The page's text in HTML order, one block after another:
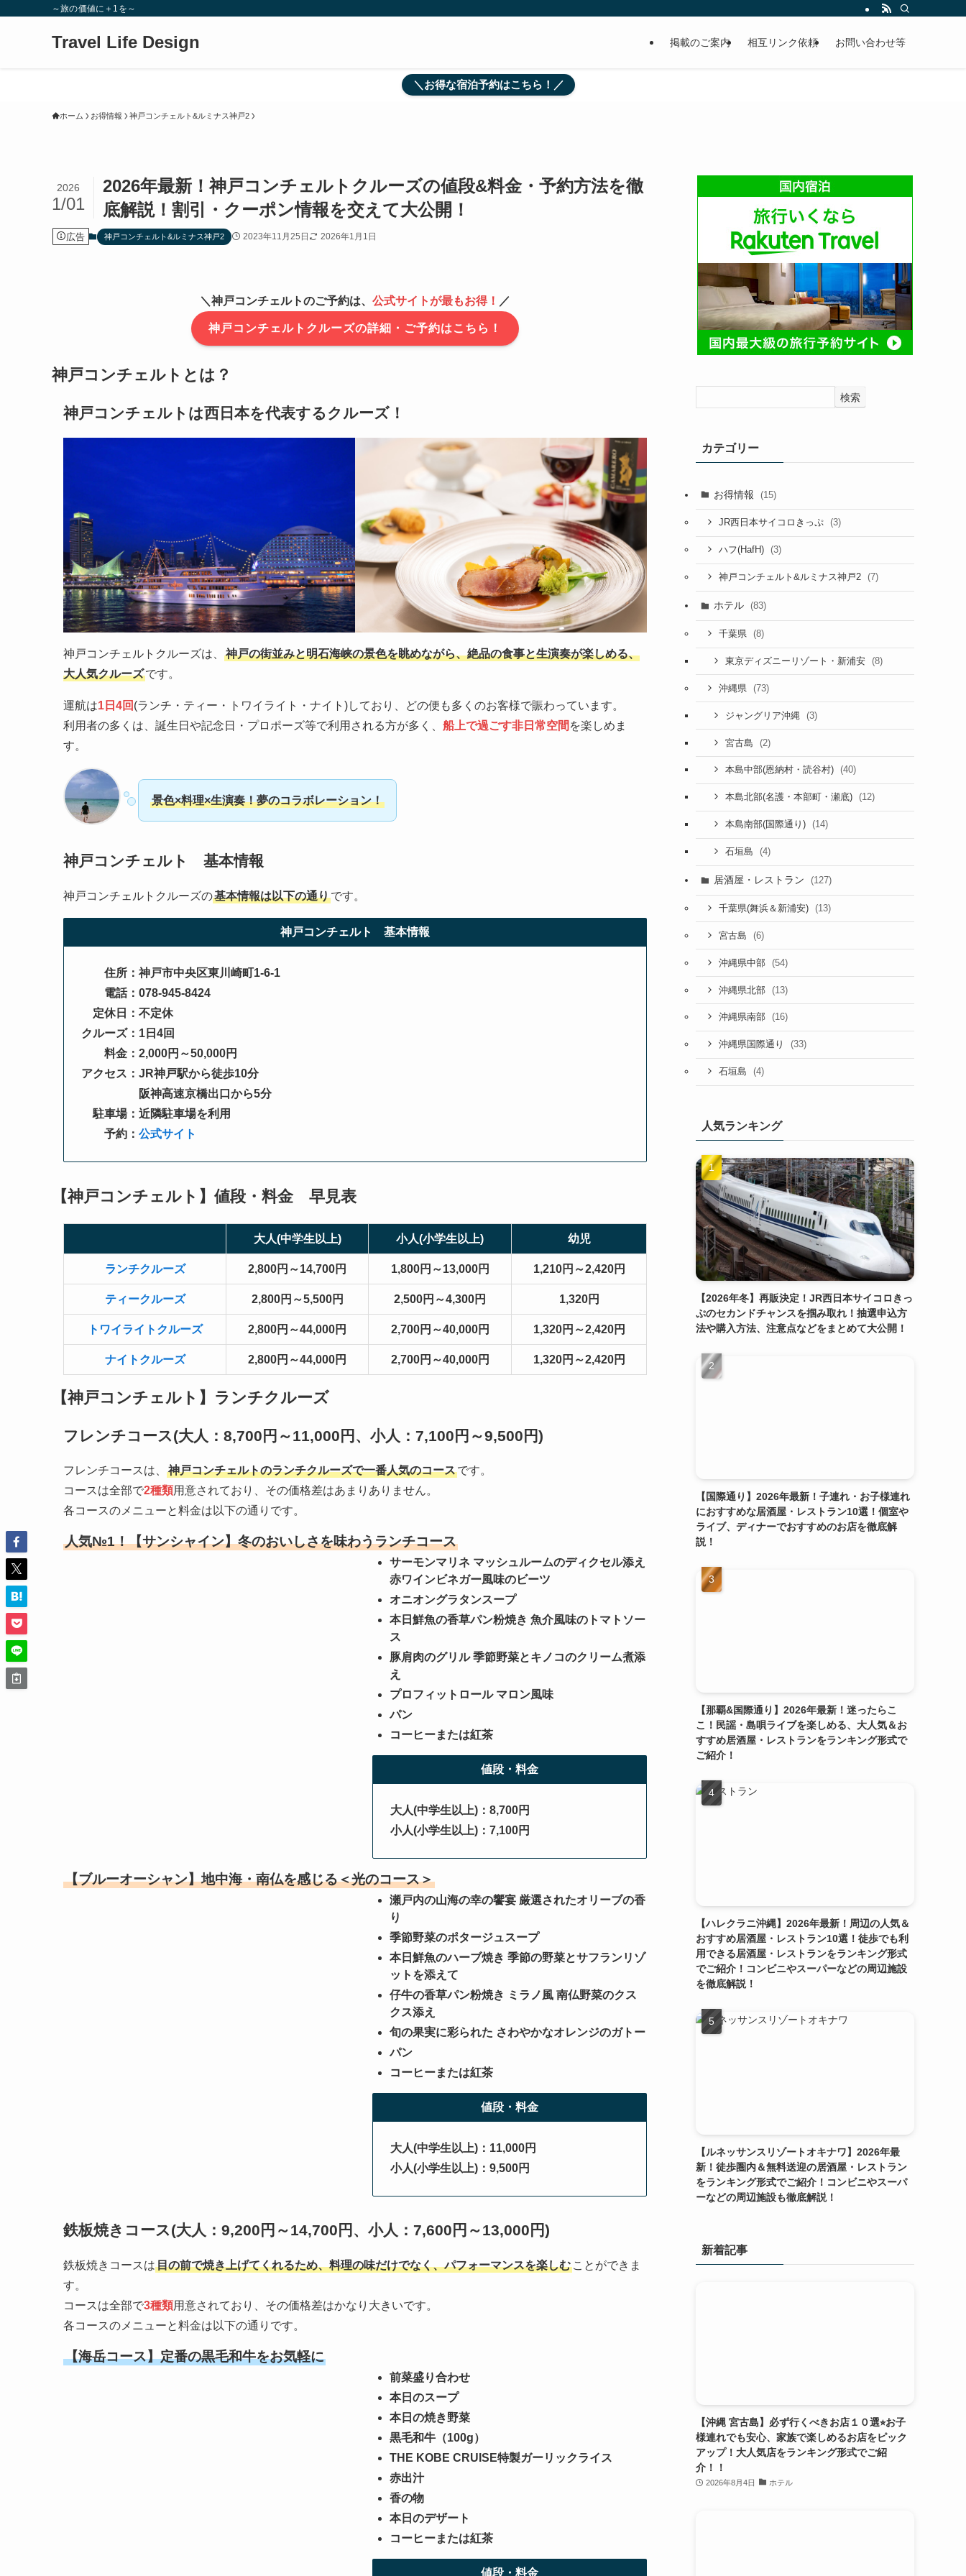
～旅の価値に＋1を～
Travel Life Design 掲載のご案内 相互リンク依頼 お問い合わせ等
＼お得な宿泊予約はこちら！／
ホーム お得情報 神戸コンチェルト&ルミナス神戸2
2026年最新！神戸コンチェルトクルーズの値段&料金・予約方法を徹
底解説！割引・クーポン情報を交えて大公開！
2026
1/01
広告 神戸コンチェルト&ルミナス神戸2 2023年11月25日 2026年1月1日
＼神戸コンチェルトのご予約は、 公式サイトが最もお得！ ／
神戸コンチェルトクルーズの詳細・ご予約はこちら！
神戸コンチェルトとは？
神戸コンチェルトは西日本を代表するクルーズ！
神戸コンチェルトクルーズは、
神戸の街並みと明石海峡の景色を眺めながら、絶品の食事と生演奏が楽しめる、
大人気クルーズです。
運航は1日4回 (ランチ・ティー・トワイライト・ナイト)しており、どの便も多くのお客様で賑わっています。
利用者の多くは、誕生日や記念日・プロポーズ等で利用される方が多く、 船上で過ごす非日常空間 を楽しめま
す。
景色×料理×生演奏！夢のコラボレーション！
神戸コンチェルト 基本情報
神戸コンチェルトクルーズの基本情報は以下の通りです。
神戸コンチェルト 基本情報
住所：神戸市中央区東川崎町1-6-1
電話：078-945-8424
定休日：不定休
クルーズ：1日4回
料金：2,000円～50,000円
アクセス：JR神戸駅から徒歩10分
阪神高速京橋出口から5分
駐車場：近隣駐車場を利用
予約： 公式サイト
【神戸コンチェルト】値段・料金 早見表
大人(中学生以上) 小人(小学生以上) 幼児
ランチクルーズ 2,800円～14,700円 1,800円～13,000円 1,210円～2,420円
ティークルーズ 2,800円～5,500円 2,500円～4,300円 1,320円
トワイライトクルーズ 2,800円～44,000円 2,700円～40,000円 1,320円～2,420円
ナイトクルーズ 2,800円～44,000円 2,700円～40,000円 1,320円～2,420円
【神戸コンチェルト】ランチクルーズ
フレンチコース(大人：8,700円～11,000円、小人：7,100円～9,500円)
フレンチコースは、 神戸コンチェルトのランチクルーズで一番人気のコースです。
コースは全部で2種類用意されており、その価格差はあまりありません。
各コースのメニューと料金は以下の通りです。
人気№1！【サンシャイン】冬のおいしさを味わうランチコース
サーモンマリネ マッシュルームのディクセル添え
赤ワインビネガー風味のビーツ
オニオングラタンスープ
本日鮮魚の香草パン粉焼き 魚介風味のトマトソー
ス
豚肩肉のグリル 季節野菜とキノコのクリーム煮添
え
プロフィットロール マロン風味
パン
コーヒーまたは紅茶
値段・料金
大人(中学生以上)：8,700円
小人(小学生以上) ：7,100円
【ブルーオーシャン】地中海・南仏を感じる＜光のコース＞
瀬戸内の山海の幸の饗宴 厳選されたオリーブの香
り
季節野菜のポタージュスープ
本日鮮魚のハーブ焼き 季節の野菜とサフランリゾ
ットを添えて
仔牛の香草パン粉焼き ミラノ風 南仏野菜のクス
クス添え
旬の果実に彩られた さわやかなオレンジのガトー
パン
コーヒーまたは紅茶
値段・料金
大人(中学生以上)：11,000円
小人(小学生以上) ：9,500円
鉄板焼きコース(大人：9,200円～14,700円、小人：7,600円～13,000円)
鉄板焼きコースは目の前で焼き上げてくれるため、料理の味だけでなく、パフォーマンスを楽しむ ことができま
す。
コースは全部で3種類用意されており、その価格差はかなり大きいです。
各コースのメニューと料金は以下の通りです。
【海岳コース】定番の黒毛和牛をお気軽に
前菜盛り合わせ
本日のスープ
本日の焼き野菜
黒毛和牛（100g）
THE KOBE CRUISE特製ガーリックライス
赤出汁
香の物
本日のデザート
コーヒーまたは紅茶
値段・料金
検索
カテゴリー
お得情報 (15)
JR西日本サイコロきっぷ (3)
ハフ(HafH) (3)
神戸コンチェルト&ルミナス神戸2 (7)
ホテル (83)
千葉県 (8)
東京ディズニーリゾート・新浦安 (8)
沖縄県 (73)
ジャングリア沖縄 (3)
宮古島 (2)
本島中部(恩納村・読谷村) (40)
本島北部(名護・本部町・瀬底) (12)
本島南部(国際通り) (14)
石垣島 (4)
居酒屋・レストラン (127)
千葉県(舞浜＆新浦安) (13)
宮古島 (6)
沖縄県中部 (54)
沖縄県北部 (13)
沖縄県南部 (16)
沖縄県国際通り (33)
石垣島 (4)
人気ランキング
【2026年冬】再販決定！JR西日本サイコロきっ
ぷのセカンドチャンスを掴み取れ！抽選申込方
法や購入方法、注意点などをまとめて大公開！
【国際通り】2026年最新！子連れ・お子様連れ
におすすめな居酒屋・レストラン10選！個室や
ライブ、ディナーでおすすめのお店を徹底解
説！
【那覇&国際通り】2026年最新！迷ったらこ
こ！民謡・島唄ライブを楽しめる、大人気＆お
すすめ居酒屋・レストランをランキング形式で
ご紹介！
【ハレクラニ沖縄】2026年最新！周辺の人気＆
おすすめ居酒屋・レストラン10選！徒歩でも利
用できる居酒屋・レストランをランキング形式
でご紹介！コンビニやスーパーなどの周辺施設
を徹底解説！
【ルネッサンスリゾートオキナワ】2026年最
新！徒歩圏内＆無料送迎の居酒屋・レストラン
をランキング形式でご紹介！コンビニやスーパ
ーなどの周辺施設も徹底解説！
新着記事
【沖縄 宮古島】必ず行くべきお店１０選⭐︎お子
様連れでも安心、家族で楽しめるお店をピック
アップ！大人気店をランキング形式でご紹
介！！
2026年8月4日 ホテル